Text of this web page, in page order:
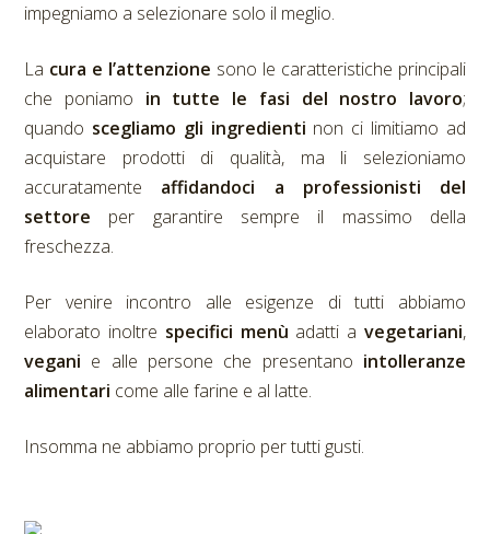
impegniamo a selezionare solo il meglio.
La cura e l’attenzione sono le caratteristiche principali
che poniamo in tutte le fasi del nostro lavoro;
quando scegliamo gli ingredienti non ci limitiamo ad
acquistare prodotti di qualità, ma li selezioniamo
accuratamente affidandoci a professionisti del
settore per garantire sempre il massimo della
freschezza.
Per venire incontro alle esigenze di tutti
abbiamo
elaborato inoltre specifici menù adatti avegetariani,
vegani e alle persone che presentano intolleranze
alimentari come alle farine e al latte.
Insomma ne abbiamo proprio per tutti gusti.